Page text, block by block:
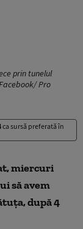
prin tunelul
Pro
ca sursă preferată în
miercuri
să avem
după 4